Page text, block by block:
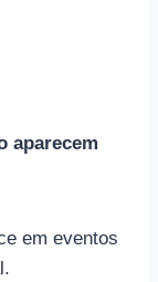
aparecem
em eventos